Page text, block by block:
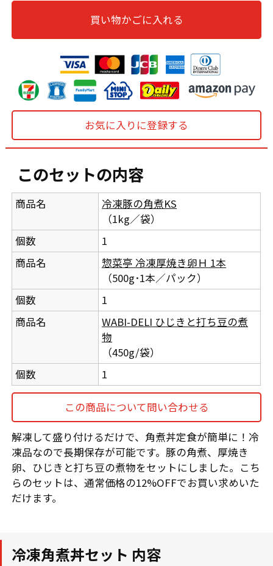
買い物かごに入れる
お気に入りに登録する
このセットの内容
商品名
冷凍豚の角煮KS
（1kg／袋）
個数
1
商品名
惣菜亭 冷凍厚焼き卵Ｈ 1本
（500g･1本／パック）
個数
1
商品名
WABI-DELI ひじきと打ち豆の煮
物
（450g/袋）
個数
1
この商品について問い合わせる
解凍して盛り付けるだけで、角煮丼定食が簡単に！冷
凍品なので長期保存が可能です。豚の角煮、厚焼き
卵、ひじきと打ち豆の煮物をセットにしました。こち
らのセットは、通常価格の12%OFFでお買い求めいた
だけます。
冷凍角煮丼セット 内容